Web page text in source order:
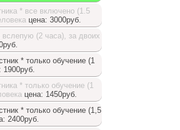
* все включено (1.5
цена: 3000руб.
вслепую (2 часа), за двоих
* только обучение (1
* только обучение (1
цена: 1450руб.
* только обучение (1,5
2400руб.